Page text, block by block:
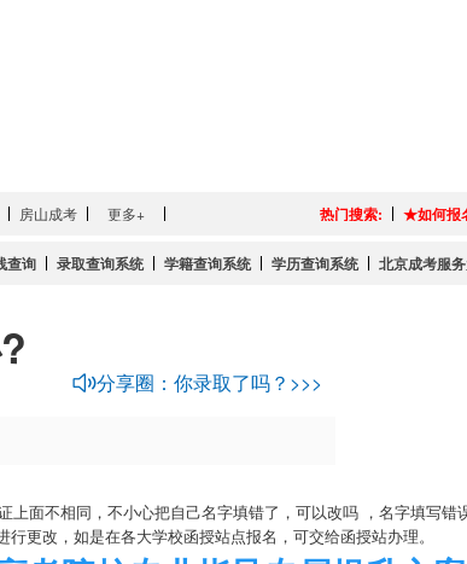
房山成考 更多+ 热门搜索: ★如何
查询 录取查询系统 学籍查询系统 学历查询系统 北京成考服
分享圈：你录取了吗？>>>
不相同，不小心把自己名字填错了，可以改吗 ，名字填写错
更改，如是在各大学校函授站点报名，可交给函授站办理。